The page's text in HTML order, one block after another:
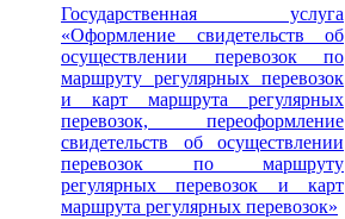
Государственная услуга
«Оформление свидетельств об
осуществлении перевозок по
маршруту регулярных перевозок
и карт маршрута регулярных
перевозок, переоформление
свидетельств об осуществлении
перевозок по маршруту
регулярных перевозок и карт
маршрута регулярных перевозок»